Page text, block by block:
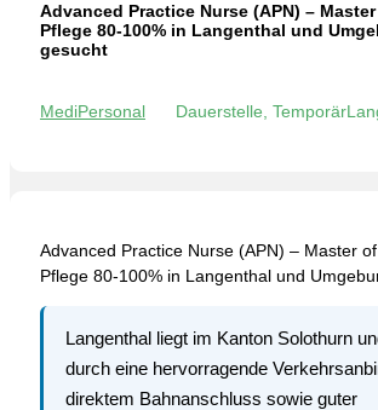
Advanced Practice Nurse (APN) –
Pflege 80-100% in Langenthal und
gesucht
MediPersonal Dauerstelle, Temporär
Advanced Practice Nurse (APN) – Master
Pflege 80-100% in Langenthal und
Langenthal liegt im Kanton Solothurn
durch eine hervorragende
direktem Bahnanschluss sowie guter